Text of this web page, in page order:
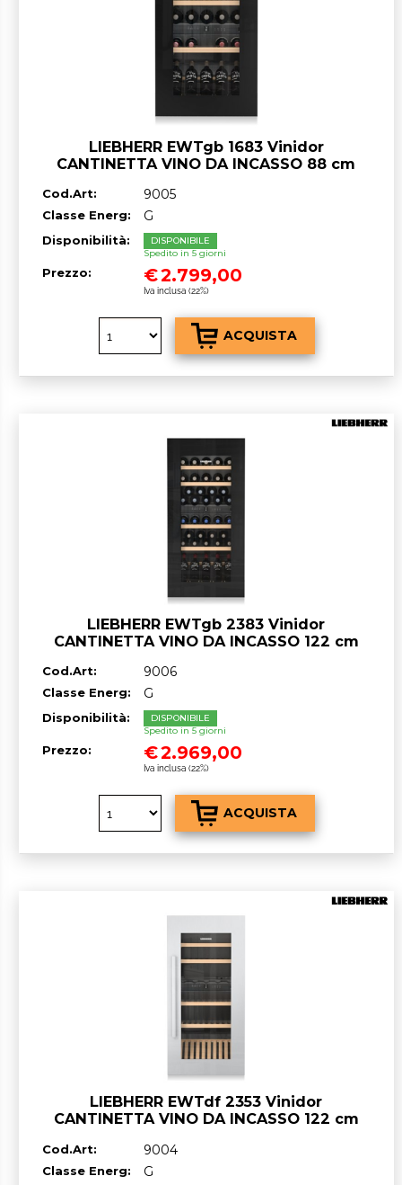
LIEBHERR EWTgb 1683 Vinidor
CANTINETTA VINO DA INCASSO 88 cm
PREVENTIVO
Cod.Art: 9005
Classe Energ: G
Disponibilità:
DISPONIBILE
Spedito in 5 giorni
Prezzo: €2.799,00
Iva inclusa (22%)
LIEBHERR EWTgb 2383 Vinidor
CANTINETTA VINO DA INCASSO 122 cm
UN PREVENTIVO
Cod.Art: 9006
Classe Energ: G
Disponibilità:
DISPONIBILE
Spedito in 5 giorni
Prezzo: €2.969,00
Iva inclusa (22%)
LIEBHERR EWTdf 2353 Vinidor
CANTINETTA VINO DA INCASSO 122 cm
PREVENTIVO
Cod.Art: 9004
Classe Energ: G